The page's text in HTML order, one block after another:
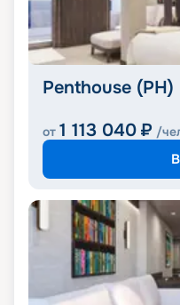
Penthouse (PH)
от 1 113 040 ₽ /